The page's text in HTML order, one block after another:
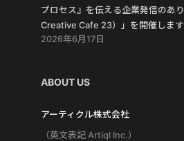
プロセス』を伝える企業発信のあ
Creative Cafe 23）」を開催します
2026年6月17日
ABOUT US
アーティクル株式会社
（英文表記 Artiql Inc.）